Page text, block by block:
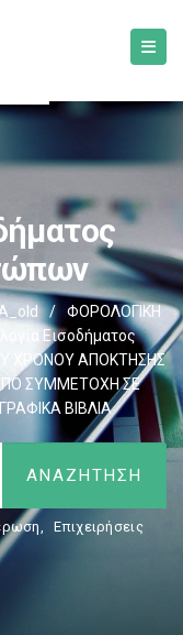
/
ΦΟΡΟΛΟΓΙΚΗ
Εισοδήματος
ΧΡΟΝΟΥ ΑΠΟΚΤΗΣΗΣ
ΣΥΜΜΕΤΟΧΗ ΣΕ
ΒΙΒΛΙΑ
, Επιχειρήσεις